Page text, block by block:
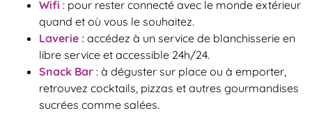
Wifi : pour rester connecté avec le monde extérieur
quand et où vous le souhaitez.
Laverie : accédez à un service de blanchisserie en
libre service et accessible 24h/24.
Snack Bar : à déguster sur place ou à emporter,
retrouvez cocktails, pizzas et autres gourmandises
sucrées comme salées.